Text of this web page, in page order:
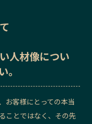
人材像につい
お客様にとっての本当
ことではなく、その先